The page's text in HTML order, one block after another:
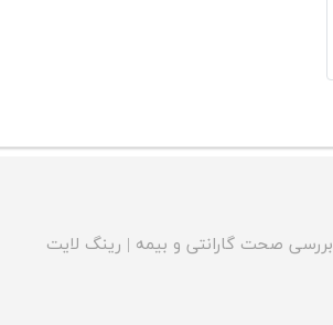
بررسی صحت گارانتی و بیمه | رینگ لایت